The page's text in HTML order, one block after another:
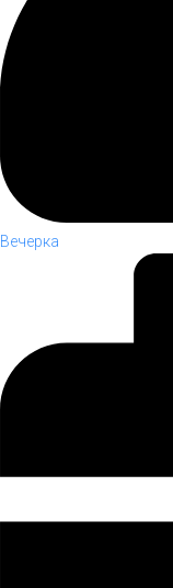
Вечерка